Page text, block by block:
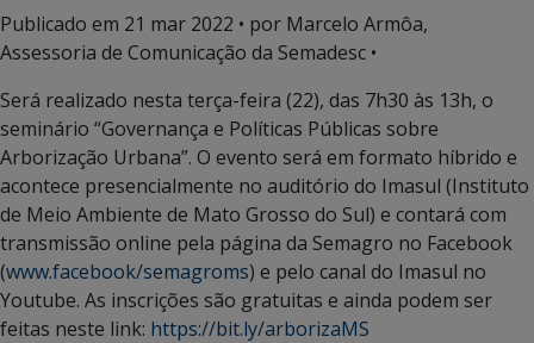
Publicado em 21 mar 2022 • por Marcelo Armôa,
Assessoria de Comunicação da Semadesc •
Será realizado nesta terça-feira (22), das 7h30 às 13h, o
seminário “Governança e Políticas Públicas sobre
Arborização Urbana”. O evento será em formato híbrido e
acontece presencialmente no auditório do Imasul (Instituto
de Meio Ambiente de Mato Grosso do Sul) e contará com
transmissão online pela página da Semagro no Facebook
(www.facebook/semagroms) e pelo canal do Imasul no
Youtube. As inscrições são gratuitas e ainda podem ser
feitas neste link: https://bit.ly/arborizaMS